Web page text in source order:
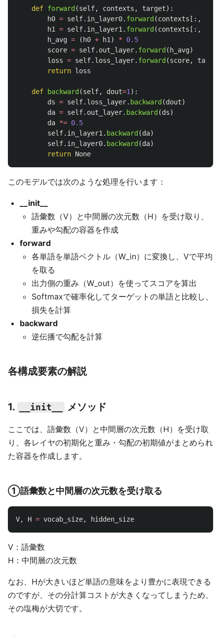
def forward (self, contexts , target):
h0 = self. in_layer0. forward (contexts [:,
h1
= self. in_layer1 . forward (contexts [:,
h_avg = ( h0 + h1 ) *
0.5
score = self. out_layer. forward ( h_avg)
loss = self. loss_layer. forward (score,
target
return loss
def backward (self, dout=1 ):
ds = self. loss_layer. backward (dout)
da = self. out_layer. backward (ds)
da *= 0.5
self. in_layer1 . backward (da)
self. in_layer0. backward (da)
return None
このモデルでは次のような処理を行います：
__init__
語彙数（V）と中間層の次元数（H）を受け取り、
重みや勾配の容器を作成
forward
各単語を単語ベクトル（W_in）に変換し、Vで平均
を取る
出力側の重み（W_out）を使ってスコアを算出
Softmaxで確率化してターゲットの単語と比較し、
損失を計算
backward
逆伝播で勾配を計算
各構成要素の解説
1. __init__ メソッド
ここでは、語彙数（V）と中間層の次元数（H）を受け取
り、各レイヤの初期化と重み・勾配の初期値がまとめられ
た容器を作成します。
①語彙数と中間層の次元数を受け取る
V, H = vocab_size, hidden_size
V：語彙数
H：中間層の次元数
なお、Hが大きいほど単語の意味をより豊かに表現できる
のですが、その分計算コストが大きくなってしまうため、
その塩梅が大切です。